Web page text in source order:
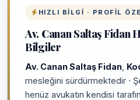
HIZLI BILGI · PROFIL
Av. Canan Saltaş Fidan
Bilgiler
Av. Canan Saltaş Fidan
mesleğini sürdürmektedir ·
henüz avukatın kendisi